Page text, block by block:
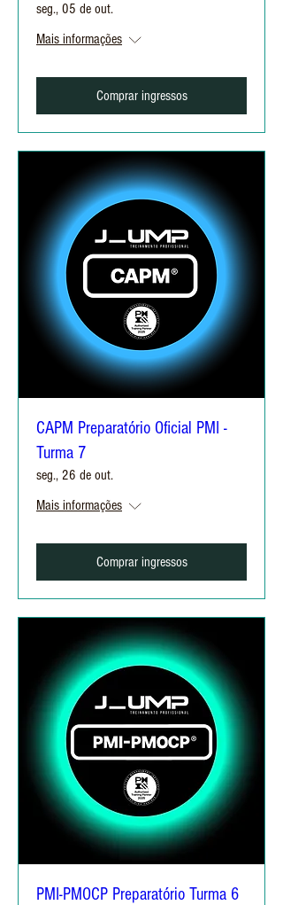
seg., 05 de out.
Mais informações
Comprar ingressos
CAPM Preparatório Oficial PMI -
Turma 7
seg., 26 de out.
Mais informações
Comprar ingressos
PMI-PMOCP Preparatório Turma 6